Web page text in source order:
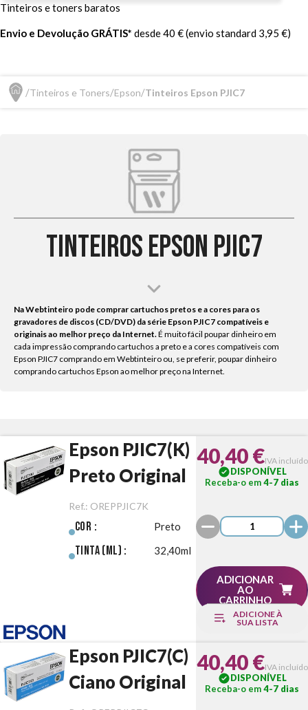
Tinteiros e toners baratos
Envio e Devolução GRÁTIS* desde 40 € (envio standard 3,95 €)
Tinteiros e Toners Epson Tinteiros Epson PJIC7
Tinteiros Epson PJIC7
Na Webtinteiro pode comprar cartuchos pretos e a cores para os
gravadores de discos (CD/DVD) da série Epson PJIC7 compatíveis e
originais ao melhor preço da Internet. É muito fácil poupar dinheiro em
cada impressão comprando cartuchos a preto e a cores compatíveis com
Epson PJIC7 comprando em Webtinteiro ou, se preferir, poupar dinheiro
comprando cartuchos Epson ao melhor preço na Internet.
Epson PJIC7(K)
Preto Original
Ref.: OREPPJIC7K
Cor : Preto
Tinta (ml) : 32,40ml
40,40 €IVA incluído
DISPONÍVEL
Receba-o em4-7 dias
ADICIONAR
AO
CARRINHO
ADICIONE À
SUA LISTA
Epson PJIC7(C)
Ciano Original
40,40 €IVA incluído
DISPONÍVEL
Receba-o em4-7 dias